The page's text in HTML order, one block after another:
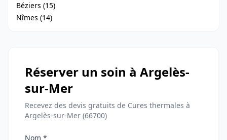
Béziers (15)
Nîmes (14)
Réserver un soin à Argelès-
sur-Mer
Recevez des devis gratuits de Cures thermales à
Argelès-sur-Mer (66700)
Nom *